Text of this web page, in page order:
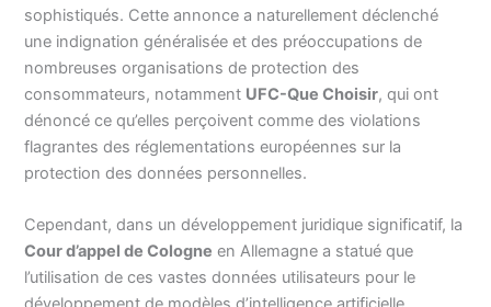
sophistiqués. Cette annonce a naturellement déclenché
une indignation généralisée et des préoccupations de
nombreuses organisations de protection des
consommateurs, notamment UFC-Que Choisir, qui ont
dénoncé ce qu’elles perçoivent comme des violations
flagrantes des réglementations européennes sur la
protection des données personnelles.
Cependant, dans un développement juridique significatif, la
Cour d’appel de Cologne en Allemagne a statué que
l’utilisation de ces vastes données utilisateurs pour le